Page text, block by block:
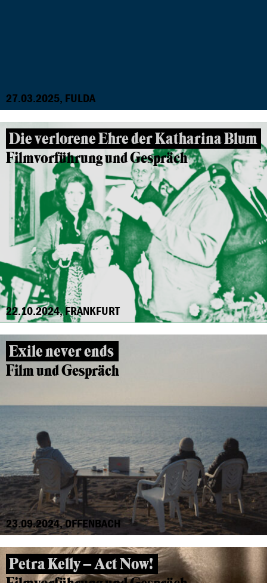
27.03.2025, FULDA
Die verlorene Ehre der Katharina Blum
Filmvorführung und Gespräch
22.10.2024, FRANKFURT
Exile never ends
Film und Gespräch
23.09.2024, OFFENBACH
Petra Kelly – Act Now!